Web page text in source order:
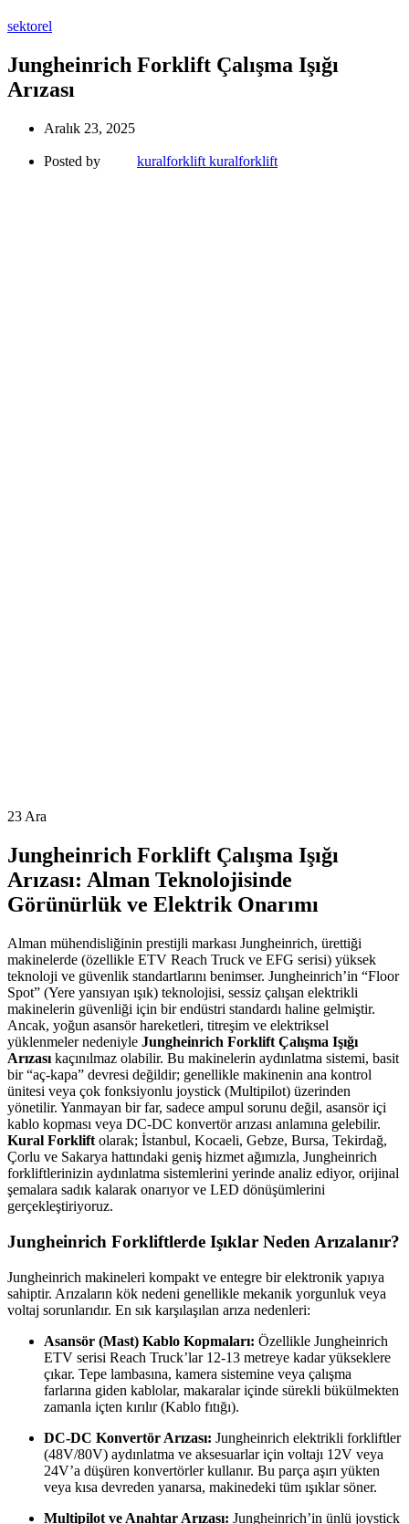
sektorel
Jungheinrich Forklift Çalışma Işığı
Arızası
Aralık 23, 2025
Posted by kuralforklift kuralforklift
23 Ara
Jungheinrich Forklift Çalışma Işığı
Arızası: Alman Teknolojisinde
Görünürlük ve Elektrik Onarımı
Alman mühendisliğinin prestijli markası Jungheinrich, ürettiği
makinelerde (özellikle ETV Reach Truck ve EFG serisi) yüksek
teknoloji ve güvenlik standartlarını benimser. Jungheinrich’in “Floor
Spot” (Yere yansıyan ışık) teknolojisi, sessiz çalışan elektrikli
makinelerin güvenliği için bir endüstri standardı haline gelmiştir.
Ancak, yoğun asansör hareketleri, titreşim ve elektriksel
yüklenmeler nedeniyle Jungheinrich Forklift Çalışma Işığı
Arızası kaçınılmaz olabilir. Bu makinelerin aydınlatma sistemi, basit
bir “aç-kapa” devresi değildir; genellikle makinenin ana kontrol
ünitesi veya çok fonksiyonlu joystick (Multipilot) üzerinden
yönetilir. Yanmayan bir far, sadece ampul sorunu değil, asansör içi
kablo kopması veya DC-DC konvertör arızası anlamına gelebilir.
Kural Forklift olarak; İstanbul, Kocaeli, Gebze, Bursa, Tekirdağ,
Çorlu ve Sakarya hattındaki geniş hizmet ağımızla, Jungheinrich
forkliftlerinizin aydınlatma sistemlerini yerinde analiz ediyor, orijinal
şemalara sadık kalarak onarıyor ve LED dönüşümlerini
gerçekleştiriyoruz.
Jungheinrich Forkliftlerde Işıklar Neden Arızalanır?
Jungheinrich makineleri kompakt ve entegre bir elektronik yapıya
sahiptir. Arızaların kök nedeni genellikle mekanik yorgunluk veya
voltaj sorunlarıdır. En sık karşılaşılan arıza nedenleri:
Asansör (Mast) Kablo Kopmaları: Özellikle Jungheinrich
ETV serisi Reach Truck’lar 12-13 metreye kadar yükseklere
çıkar. Tepe lambasına, kamera sistemine veya çalışma
farlarına giden kablolar, makaralar içinde sürekli bükülmekten
zamanla içten kırılır (Kablo fıtığı).
DC-DC Konvertör Arızası: Jungheinrich elektrikli forkliftler
(48V/80V) aydınlatma ve aksesuarlar için voltajı 12V veya
24V’a düşüren konvertörler kullanır. Bu parça aşırı yükten
veya kısa devreden yanarsa, makinedeki tüm ışıklar söner.
Multipilot ve Anahtar Arızası: Jungheinrich’in ünlü joystick